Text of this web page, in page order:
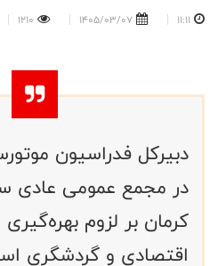
11:11
1405/03/07
1210
دبیرکل فدراسیون
در مجمع عمومی عادی
کرمان بر لزوم
اقتصادی و گردشگری